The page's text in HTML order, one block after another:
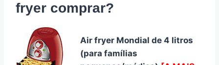
fryer comprar?
Air fryer Mondial de 4 litros
(para famílias